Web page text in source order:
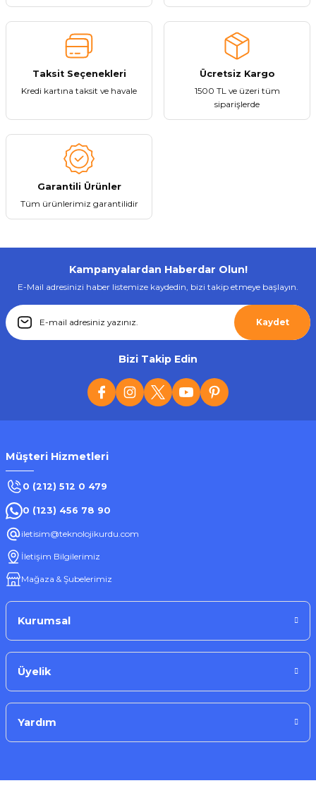
Ürün fiyatı diğer sitelerden daha pahalı.
Bu ürüne benzer farklı alternatifler olmalı.
Taksit Seçenekleri
Kredi kartına taksit ve havale
Ücretsiz Kargo
1500 TL ve üzeri tüm
siparişlerde
Garantili Ürünler
Tüm ürünlerimiz garantilidir
Kampanyalardan Haberdar Olun!
E-Mail adresinizi haber listemize kaydedin, bizi takip etmeye başlayın.
Kaydet
Bizi Takip Edin
Müşteri Hizmetleri
0 (212) 512 0 479
0 (123) 456 78 90
iletisim@teknolojikurdu.com
İletişim Bilgilerimiz
Mağaza & Şubelerimiz
Kurumsal
Üyelik
Yardım